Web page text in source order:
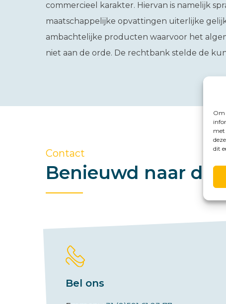
Om
met
dit
commercieel karakter. Hiervan is namelijk
maatschappelijke opvattingen uiterlijke
ambachtelijke producten waarvoor het
niet aan de orde. De rechtbank stelde de
Contact
Benieuwd naar de
Bel ons